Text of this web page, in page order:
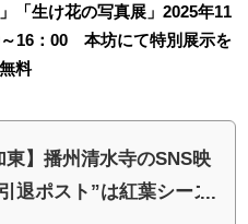
「生け花の写真展」2025年11
16：00 本坊にて特別展示を
料